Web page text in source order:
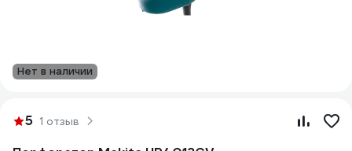
Нет в наличии
5 1 отзыв